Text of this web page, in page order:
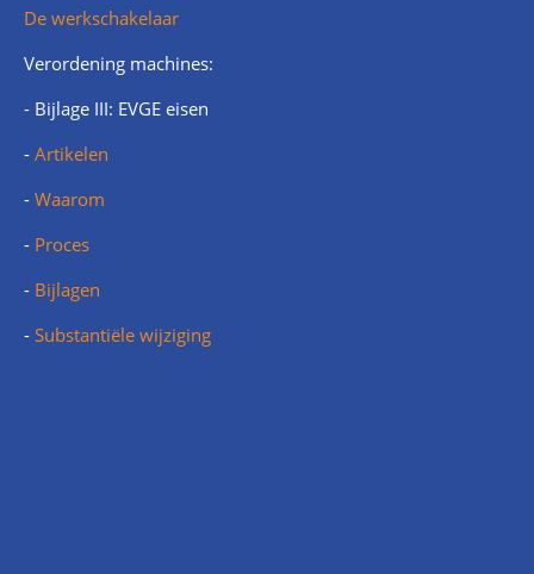
De werkschakelaar
Verordening machines:
- Bijlage III: EVGE eisen
- Artikelen
- Waarom
- Proces
- Bijlagen
- Substantiële wijziging